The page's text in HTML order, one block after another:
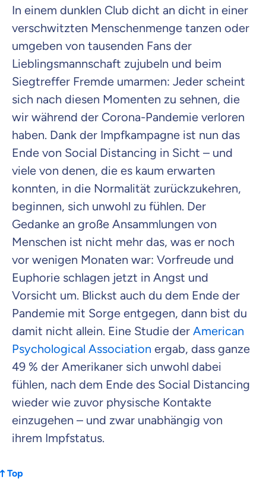
In einem dunklen Club dicht an dicht in einer
verschwitzten Menschenmenge tanzen oder
umgeben von tausenden Fans der
Lieblingsmannschaft zujubeln und beim
Siegtreffer Fremde umarmen: Jeder scheint
sich nach diesen Momenten zu sehnen, die
wir während der Corona-Pandemie verloren
haben. Dank der Impfkampagne ist nun das
Ende von Social Distancing in Sicht – und
viele von denen, die es kaum erwarten
konnten, in die Normalität zurückzukehren,
beginnen, sich unwohl zu fühlen. Der
Gedanke an große Ansammlungen von
Menschen ist nicht mehr das, was er noch
vor wenigen Monaten war: Vorfreude und
Euphorie schlagen jetzt in Angst und
Vorsicht um. Blickst auch du dem Ende der
Pandemie mit Sorge entgegen, dann bist du
damit nicht allein. Eine Studie der American
Psychological Association ergab, dass ganze
49 % der Amerikaner sich unwohl dabei
fühlen, nach dem Ende des Social Distancing
wieder wie zuvor physische Kontakte
einzugehen – und zwar unabhängig von
ihrem Impfstatus.
Top
Krankenvoll
Versicherung
Beamten
Versicherung
Zahnzusatz
Versicherung
Krankenhaus
Versicherung
Mit dem Abschicken meiner Daten erkläre ich meine Einwilligung zur
Kontaktaufnahme durch ottonova.
Weiter zu deinen Informationen